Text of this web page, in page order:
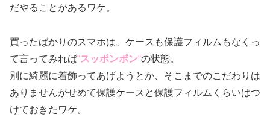
だやることがあるワケ。
買ったばかりのスマホは、ケースも保護フィルムもなくっ
て言ってみれば“スッポンポン“の状態。
別に綺麗に着飾ってあげようとか、そこまでのこだわりは
ありませんがせめて保護ケースと保護フィルムくらいはつ
けておきたワケ。